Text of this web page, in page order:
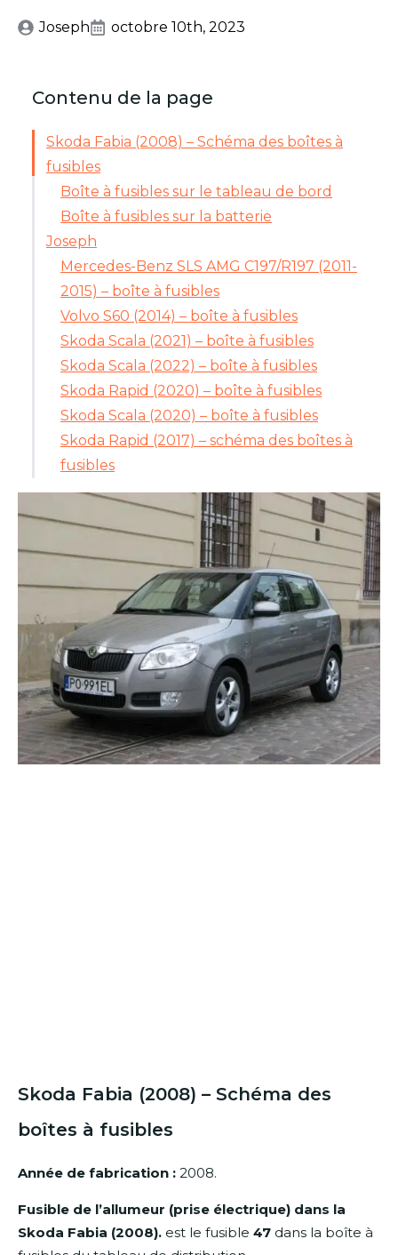
Joseph octobre 10th, 2023
Contenu de la page
Skoda Fabia (2008) – Schéma des boîtes à
fusibles
Boîte à fusibles sur le tableau de bord
Boîte à fusibles sur la batterie
Joseph
Mercedes-Benz SLS AMG C197/R197 (2011-
2015) – boîte à fusibles
Volvo S60 (2014) – boîte à fusibles
Skoda Scala (2021) – boîte à fusibles
Skoda Scala (2022) – boîte à fusibles
Skoda Rapid (2020) – boîte à fusibles
Skoda Scala (2020) – boîte à fusibles
Skoda Rapid (2017) – schéma des boîtes à
fusibles
Skoda Fabia (2008) – Schéma des
boîtes à fusibles
Année de fabrication : 2008.
Fusible de l’allumeur (prise électrique) dans la
Skoda Fabia (2008). est le fusible 47 dans la boîte à